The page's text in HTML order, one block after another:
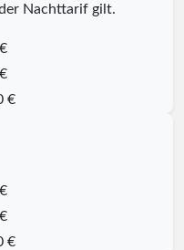
Nachttarif gilt.
€
€